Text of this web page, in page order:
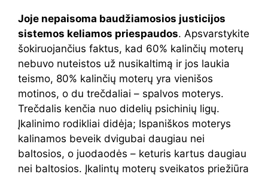
Joje nepaisoma baudžiamosios justicijos
sistemos keliamos priespaudos. Apsvarstykite
šokiruojančius faktus, kad 60% kalinčių moterų
nebuvo nuteistos už nusikaltimą ir jos laukia
teismo, 80% kalinčių moterų yra vienišos
motinos, o du trečdaliai – spalvos moterys.
Trečdalis kenčia nuo didelių psichinių ligų.
Įkalinimo rodikliai didėja; Ispaniškos moterys
kalinamos beveik dvigubai daugiau nei
baltosios, o juodaodės – keturis kartus daugiau
nei baltosios. Įkalintų moterų sveikatos priežiūra